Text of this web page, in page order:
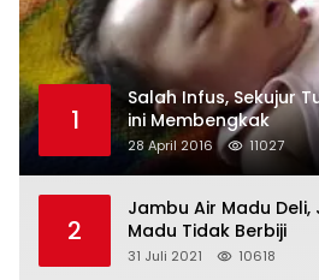
1
Salah Infus, Sekujur
ini Membengkak
28 April 2016 11027
2
Jambu Air Madu Deli,
Madu Tidak Berbiji
31 Juli 2021 10618